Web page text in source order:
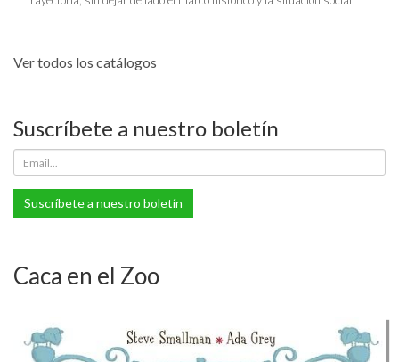
Ver todos los catálogos
Suscríbete a nuestro boletín
Suscríbete a nuestro boletín
Caca en el Zoo